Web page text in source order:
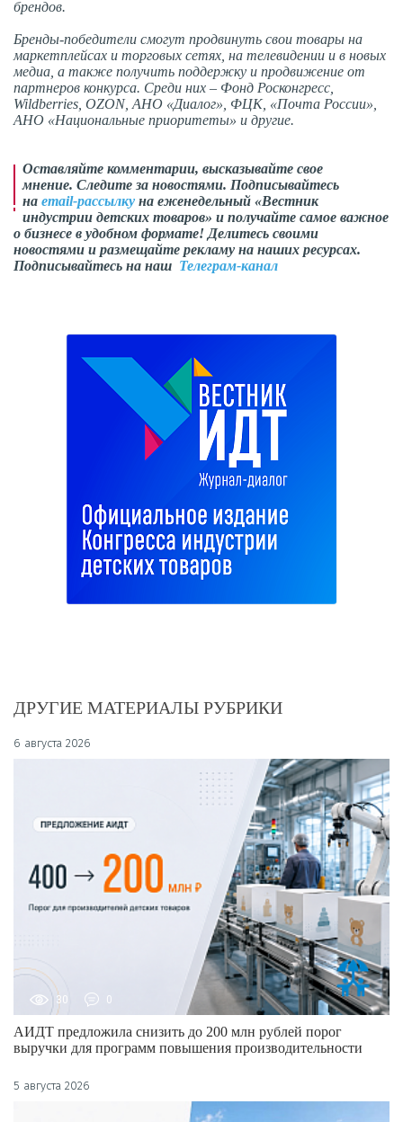
брендов.
Бренды-победители смогут продвинуть свои товары на
маркетплейсах и торговых сетях, на телевидении и в новых
медиа, а также получить поддержку и продвижение от
партнеров конкурса. Среди них – Фонд Росконгресс,
Wildberries, OZON, АНО «Диалог», ФЦК, «Почта России»,
АНО «Национальные приоритеты» и другие.
Оставляйте комментарии, высказывайте свое
мнение. Следите за новостями. Подписывайтесь
на email-рассылку на еженедельный «Вестник
индустрии детских товаров» и получайте самое важное
о бизнесе в удобном формате! Делитесь своими
новостями и размещайте рекламу на наших ресурсах.
Подписывайтесь на наш Телеграм-канал
ДРУГИЕ МАТЕРИАЛЫ РУБРИКИ
6 августа 2026
30 0
АИДТ предложила снизить до 200 млн рублей порог
выручки для программ повышения производительности
5 августа 2026